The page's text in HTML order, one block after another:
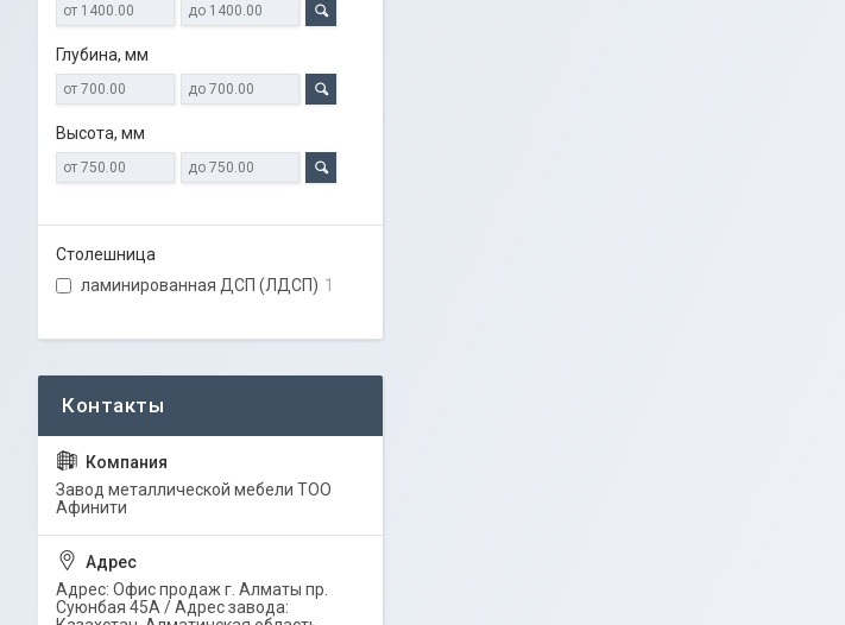
Глубина, мм
Высота, мм
Столешница
ламинированная ДСП (ЛДСП) 1
Завод металлической мебели ТОО
Афинити
Адрес: Офис продаж г. Алматы пр.
Суюнбая 45А / Адрес завода: